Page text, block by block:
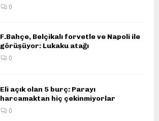
0
F.Bahçe, Belçikalı forvetle ve Napoli ile
görüşüyor: Lukaku atağı
0
Eli açık olan 5 burç: Parayı
harcamaktan hiç çekinmiyorlar
0